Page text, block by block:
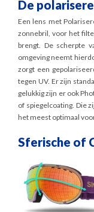
De
Een lens met
zonnebril, voor het
brengt. De scherpte
omgeving neemt
zorgt een
tegen UV. Er zijn
gelukkig zijn er ook
of spiegelcoating. Die
het meest optimaal
Sferische of